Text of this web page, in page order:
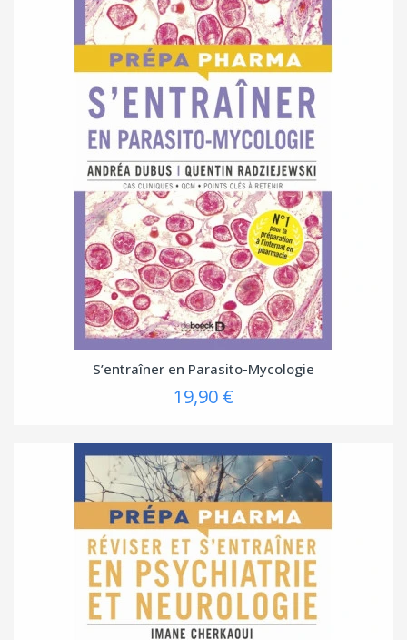
S’entraîner en Parasito-Mycologie
19,90 €